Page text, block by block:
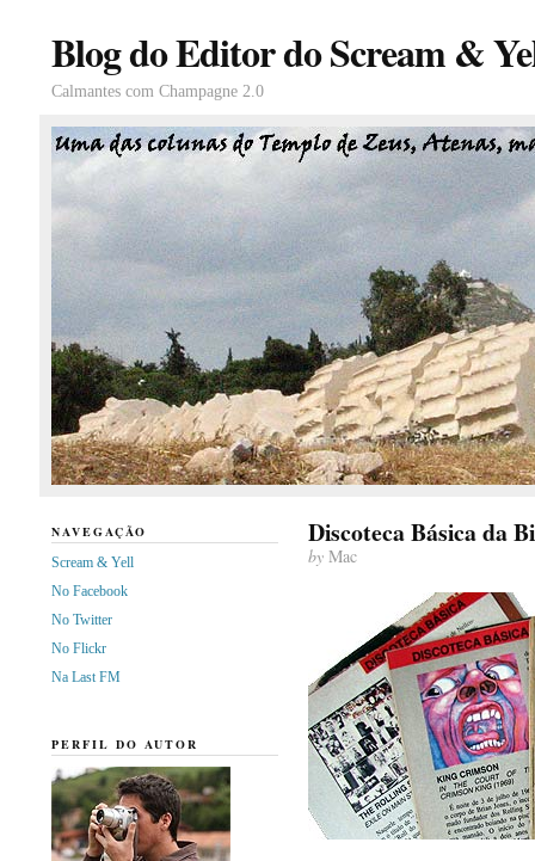
Blog do Editor do Scream &
Calmantes com Champagne 2.0
Discoteca Básica da
byMac
NAVEGAÇÃO
Scream & Yell
No Facebook
No Twitter
No Flickr
Na Last FM
PERFIL DO AUTOR